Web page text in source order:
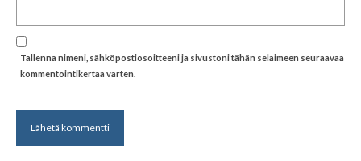
Tallenna nimeni, sähköpostiosoitteeni ja sivustoni tähän selaimeen seuraavaa
kommentointikertaa varten.